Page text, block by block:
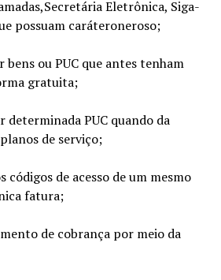
Eletrônica, Siga-
possuam caráteroneroso;
bens ou PUC que antes tenham
gratuita;
PUC quando da
de serviço;
códigos de acesso de um mesmo
fatura;
de cobrança por meio da